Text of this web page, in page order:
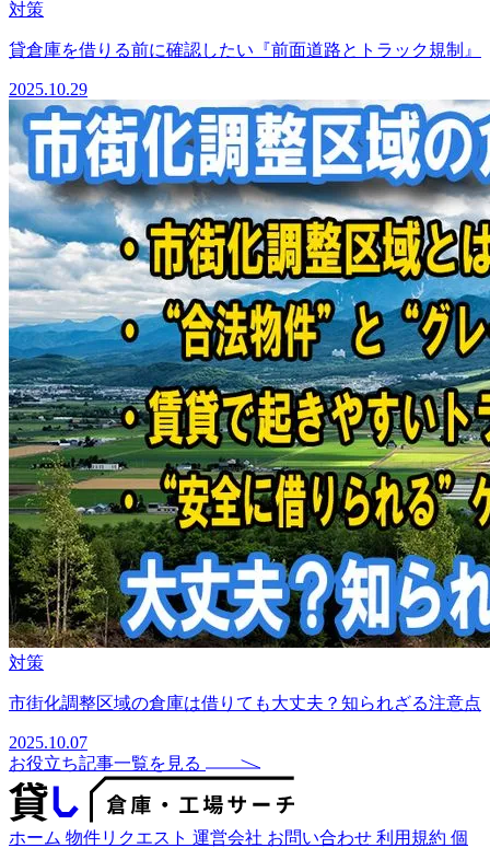
対策
貸倉庫を借りる前に確認したい『前面道路とトラック規制』
2025.10.29
対策
市街化調整区域の倉庫は借りても大丈夫？知られざる注意点
2025.10.07
お役立ち記事一覧を見る
ホーム 物件リクエスト 運営会社 お問い合わせ 利用規約 個